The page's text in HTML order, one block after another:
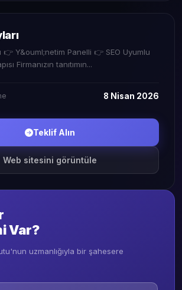
Y&ouml;netim Panelli 👉 SEO Uyumlu
Firmanızın tanıtımın...
8 Nisan 2026
Teklif Alın
Web sitesini görüntüle
Var?
uzmanlığıyla bir şahesere